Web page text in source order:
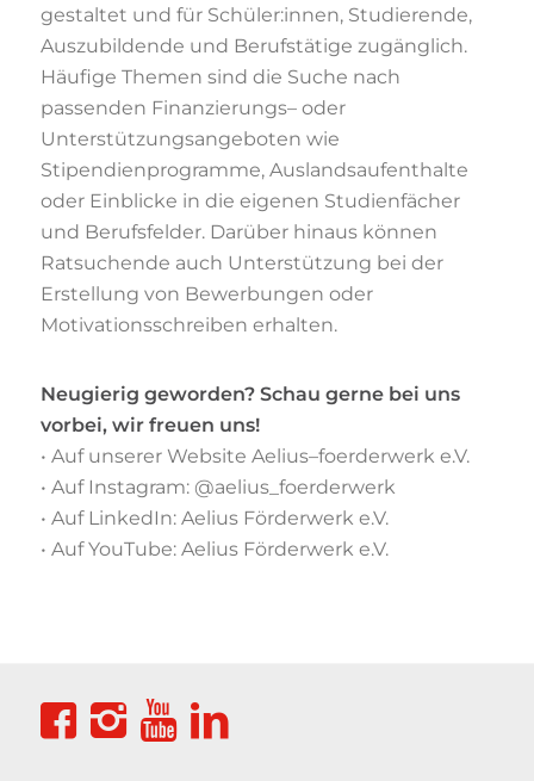
gestaltet und für Schüler:innen, Studierende,
Auszubildende und Berufstätige zugänglich.
Häufige Themen sind die Suche nach
passenden Finanzierungs– oder
Unterstützungsangeboten wie
Stipendienprogramme, Auslandsaufenthalte
oder Einblicke in die eigenen Studienfächer
und Berufsfelder. Darüber hinaus können
Ratsuchende auch Unterstützung bei der
Erstellung von Bewerbungen oder
Motivationsschreiben erhalten.
Neugierig geworden? Schau gerne bei uns
vorbei, wir freuen uns!
• Auf unserer Website Aelius–foerderwerk e.V.
• Auf Instagram: @aelius_foerderwerk
• Auf LinkedIn: Aelius Förderwerk e.V.
• Auf YouTube: Aelius Förderwerk e.V.